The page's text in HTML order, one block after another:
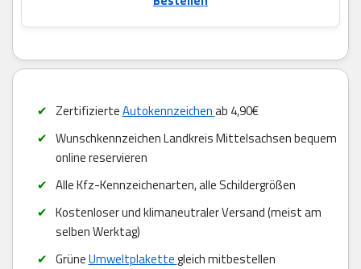
ZertifizierteAutokennzeichenab 4,90€
Wunschkennzeichen Landkreis Mittelsachsen bequem
online reservieren
Alle Kfz-Kennzeichenarten, alle Schildergrößen
Kostenloser und klimaneutraler Versand (meist am
selben Werktag)
GrüneUmweltplakettegleich mitbestellen